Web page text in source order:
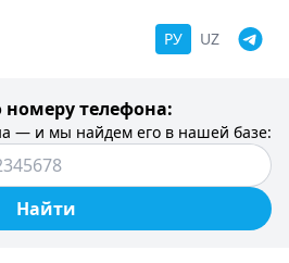
РУ UZ
номеру телефона:
— и мы найдем его в нашей базе:
Найти